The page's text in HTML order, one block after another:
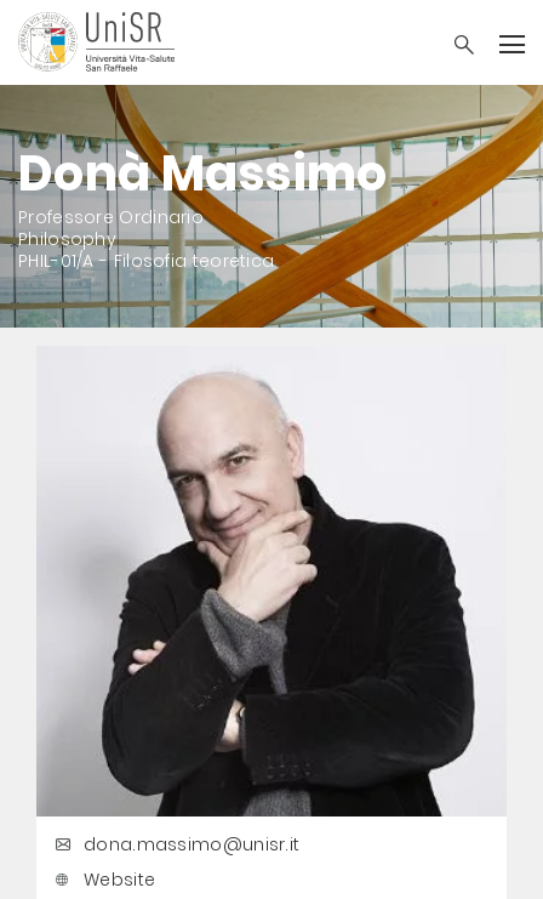
Donà Massimo
Professore Ordinario
Philosophy
PHIL-01/A - Filosofia teoretica
dona.massimo@unisr.it
Website